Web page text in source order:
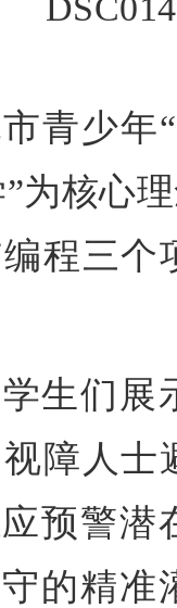
青少
为核心
程三个
生们展
障人士
预警潜
的精准